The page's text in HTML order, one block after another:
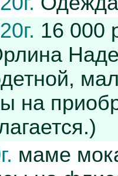
16 000
на
маме